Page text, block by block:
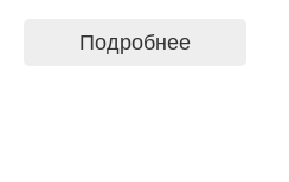
Подробнее